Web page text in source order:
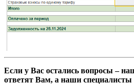
Если у Вас остались вопросы –
ответят Вам, а наши специалисты